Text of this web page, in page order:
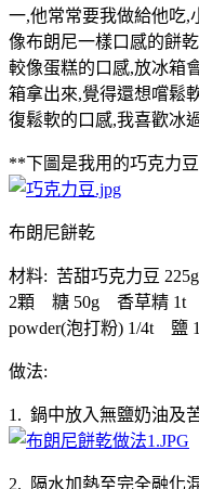
一,他常常要我做給他吃,
像布朗尼一樣口感的餅
較像蛋糕的口感,放冰箱
箱拿出來,覺得還想嚐鬆
復鬆軟的口感,我喜歡冰
**下圖是我用的巧克力
布朗尼餅乾
材料: 苦甜巧克力豆
2顆 糖 50g 香草精 1t
powder(泡打粉) 1/4t 鹽
做法:
1. 鍋中放入無鹽奶油及
2. 隔水加熱至完全融化